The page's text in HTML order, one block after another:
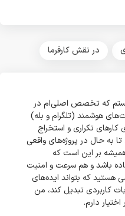
در نقش کارفرما
که تخصص اصلی‌ام در
هوشمند (تلگرام و بله)
کارهای تکراری و استخراج
به حال در پروژه‌های واقعی
بر این است که
باشد و هم سرعت و امنیت
هستید که بتواند ایده‌های
کاربردی تبدیل کند، من
دارم.